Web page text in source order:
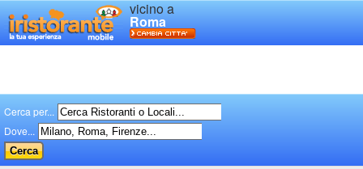
vicino a
Roma
Cerca per...
Dove...